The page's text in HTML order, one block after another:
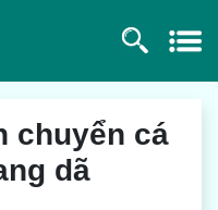
chuyển cá
dã